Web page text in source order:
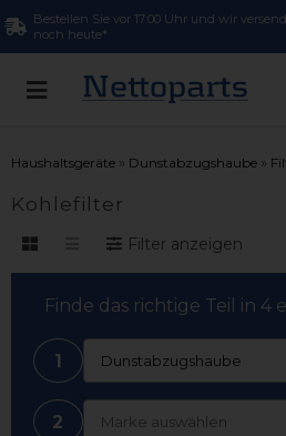
Bestellen Sie vor 17:00 Uhr und wir
noch heute*
Haushaltsgeräte » Dunstabzugshaube »
Kohlefilter
Filter anzeigen
Finde das richtige Teil in 4
1 Dunstabzugshaube
2 Marke auswählen